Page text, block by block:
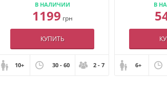
В НАЛИЧИИ
1199 грн
КУПИТЬ
10+ 30 - 60 2 - 7
В
6+